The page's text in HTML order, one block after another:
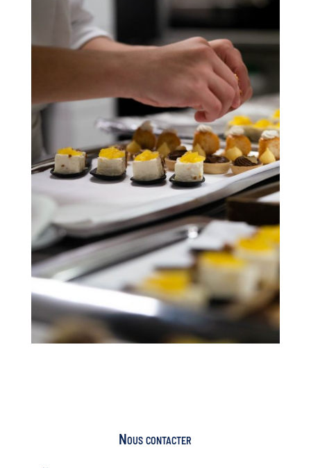
Nous contacter